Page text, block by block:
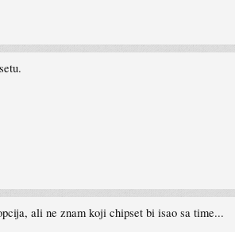
ali ne znam koji chipset bi isao sa time...